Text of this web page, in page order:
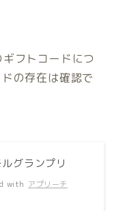
フトコードにつ
の存在は確認で
グランプリ
with アプリーチ